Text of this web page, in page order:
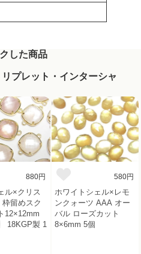
した商品
プレット・インターシャ
880円
ル×クリス
留めスク
12×12mm
18KGP製 1
580円
ホワイトシェル×レモ
ンクォーツ AAA オー
バル ローズカット
8×6mm 5個